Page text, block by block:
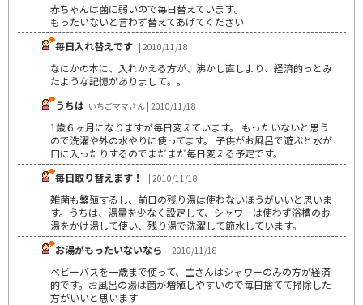
赤ちゃんは菌に弱いので毎日替えています｡
もったいないと言わず替えてあげてください
毎日入れ替えです | 2010/11/18
なにかの本に、入れかえる方が、沸かし直しより、経済的っとみ
たような記憶がありまして。。
うちは いちごママさん | 2010/11/18
1歳６ヶ月になりますが毎日変えています。 もったいないと思う
ので洗濯や外の水やりに使ってます。 子供がお風呂で遊ぶと水が
口に入ったりするのでまだまだ毎日変える予定です。
毎日取り替えます！
| 2010/11/18
雑菌も繁殖するし、前日の残り湯は使わないほうがいいと思いま
す。うちは、湯量を少なく設定して、シャワーは使わず浴槽のお
湯をかけ湯して使い、残り湯で洗濯して節水しています。
お湯がもったいないなら | 2010/11/18
ベビーバスを一歳まで使って、主さんはシャワーのみの方が経済
的です。お風呂の湯は菌が増殖しやすいので毎日捨てて掃除した
方がいいと思います